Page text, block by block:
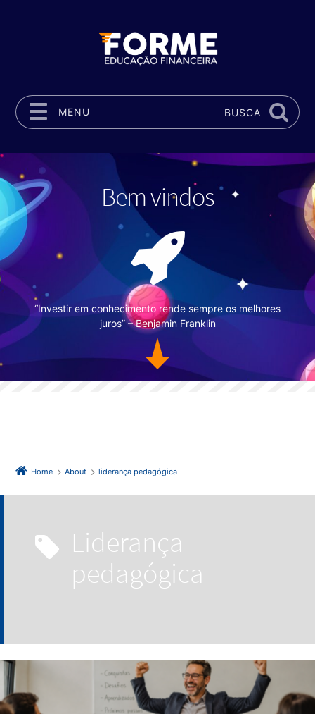
MENU BUSCA
Bem vindos
“Investir em conhecimento rende sempre os melhores
juros” – Benjamin Franklin
Home About liderança pedagógica
liderança
pedagógica